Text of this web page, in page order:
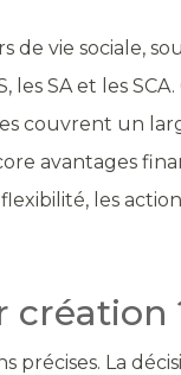
vie sociale,
les SA et les
couvrent un
avantages
les
création
La